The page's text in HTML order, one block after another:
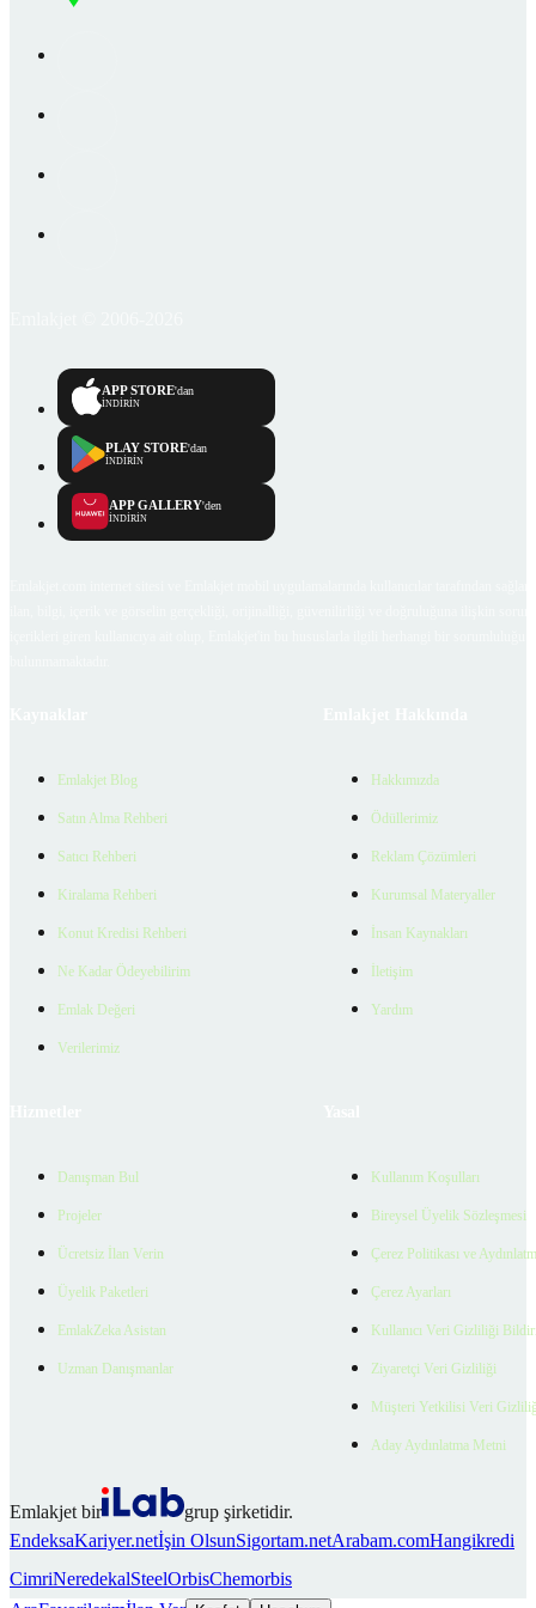
APP STORE'dan
İNDİRİN
PLAY STORE'dan
İNDİRİN
APP GALLERY'den
İNDİRİN
Emlakjet Blog
Satın Alma Rehberi
Satıcı Rehberi
Kiralama Rehberi
Konut Kredisi Rehberi
Ne Kadar Ödeyebilirim
Emlak Değeri
Verilerimiz
Hakkımızda
Ödüllerimiz
Reklam Çözümleri
Kurumsal Materyaller
İnsan Kaynakları
İletişim
Yardım
Danışman Bul
Projeler
Ücretsiz İlan Verin
Üyelik Paketleri
EmlakZeka Asistan
Uzman Danışmanlar
Kullanım Koşulları
Bireysel Üyelik Sözleşmesi
Çerez Politikası ve
Çerez Ayarları
Kullanıcı Veri Gizliliği
Ziyaretçi Veri Gizliliği
Müşteri Yetkilisi Veri
Aday Aydınlatma Metni
Emlakjet bir
grup şirketidir.
EndeksaKariyer.netİşin OlsunSigortam.netArabam.comHangikredi
CimriNeredekalSteelOrbisChemorbis